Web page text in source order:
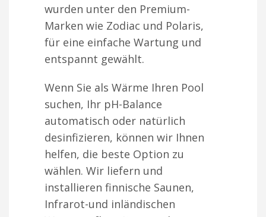
wurden unter den Premium-
Marken wie Zodiac und Polaris,
für eine einfache Wartung und
entspannt gewählt.
Wenn Sie als Wärme Ihren Pool
suchen, Ihr pH-Balance
automatisch oder natürlich
desinfizieren, können wir Ihnen
helfen, die beste Option zu
wählen. Wir liefern und
installieren finnische Saunen,
Infrarot-und inländischen